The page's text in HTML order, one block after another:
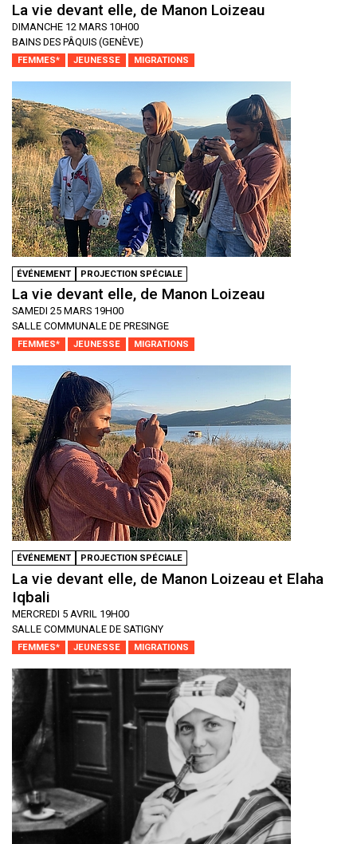
La vie devant elle, de Manon Loizeau
DIMANCHE 12 MARS 10H00
BAINS DES PÂQUIS (GENÈVE)
FEMMES* JEUNESSE MIGRATIONS
ÉVÉNEMENT PROJECTION SPÉCIALE
La vie devant elle, de Manon Loizeau
SAMEDI 25 MARS 19H00
SALLE COMMUNALE DE PRESINGE
FEMMES* JEUNESSE MIGRATIONS
ÉVÉNEMENT PROJECTION SPÉCIALE
La vie devant elle, de Manon Loizeau et Elaha
Iqbali
MERCREDI 5 AVRIL 19H00
SALLE COMMUNALE DE SATIGNY
FEMMES* JEUNESSE MIGRATIONS